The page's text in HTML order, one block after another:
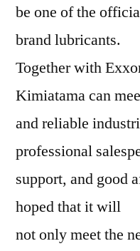
be one of the
brand lubricants.
Together with
Kimiatama can
and reliable
professional
support, and good
hoped that it will
not only meet the